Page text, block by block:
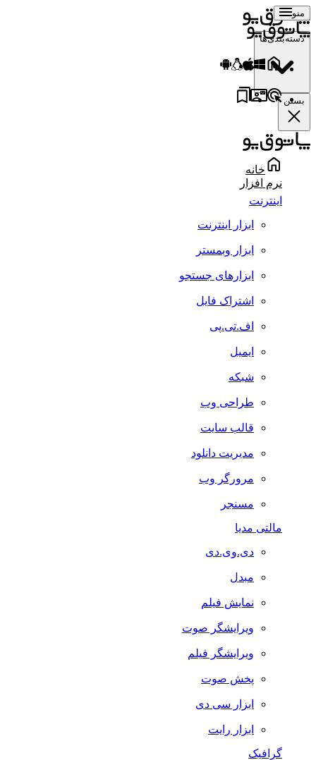
منو
دسته‌بندی‌ها
بستن
خانه
نرم افزار
اینترنت
ابزار اینترنت
ابزار وبمستر
ابزارهای جستجو
اشتراک فایل
اف.تی.پی
ایمیل
شبکه
طراحی وب
قالب سایت
مدیریت دانلود
مرورگر وب
مسنجر
مالتی مدیا
دی.وی.دی
مبدل
نمایش فیلم
ویرایشگر صوت
ویرایشگر فیلم
پخش صوت
ابزار سی دی
ابزار رایت
گرافیک